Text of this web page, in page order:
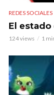
REDES SOCIALES
El estado
124 views 1